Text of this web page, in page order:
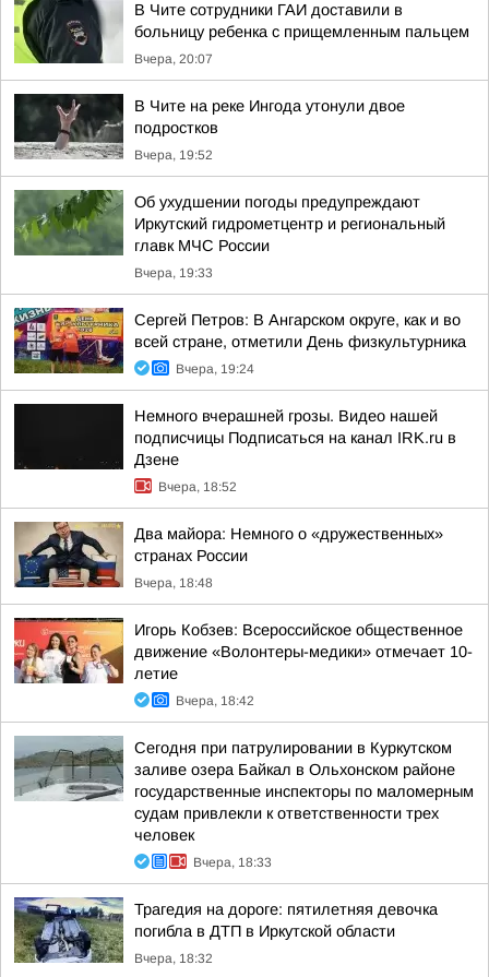
В Чите сотрудники ГАИ доставили в
больницу ребенка с прищемленным пальцем
Вчера, 20:07
В Чите на реке Ингода утонули двое
подростков
Вчера, 19:52
Об ухудшении погоды предупреждают
Иркутский гидрометцентр и региональный
главк МЧС России
Вчера, 19:33
Сергей Петров: В Ангарском округе, как и во
всей стране, отметили День физкультурника
Вчера, 19:24
Немного вчерашней грозы. Видео нашей
подписчицы Подписаться на канал IRK.ru в
Дзене
Вчера, 18:52
Два майора: Немного о «дружественных»
странах России
Вчера, 18:48
Игорь Кобзев: Всероссийское общественное
движение «Волонтеры-медики» отмечает 10-
летие
Вчера, 18:42
Сегодня при патрулировании в Куркутском
заливе озера Байкал в Ольхонском районе
государственные инспекторы по маломерным
судам привлекли к ответственности трех
человек
Вчера, 18:33
Трагедия на дороге: пятилетняя девочка
погибла в ДТП в Иркутской области
Вчера, 18:32